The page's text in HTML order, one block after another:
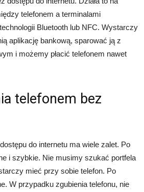
telefonem a terminalami
Bluetooth lub NFC. Wystarczy
aplikację bankową, sparować ją z
i możemy płacić telefonem nawet
telefonem bez
do internetu ma wiele zalet. Po
i szybkie. Nie musimy szukać portfela
mieć przy sobie telefon. Po
W przypadku zgubienia telefonu, nie